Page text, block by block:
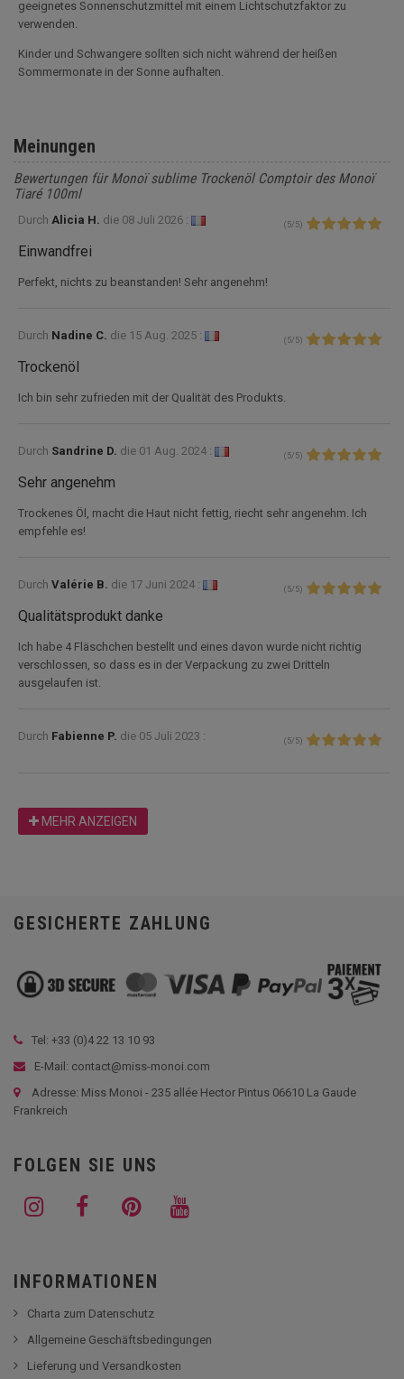
geeignetes Sonnenschutzmittel mit einem Lichtschutzfaktor zu
verwenden.
Kinder und Schwangere sollten sich nicht während der heißen
Sommermonate in der Sonne aufhalten.
Meinungen
Bewertungen für Monoï sublime Trockenöl Comptoir des Monoï
Tiaré 100ml
Durch Alicia H. die 08 Juli 2026 : ( 5/ 5)
Einwandfrei
Perfekt, nichts zu beanstanden! Sehr angenehm!
Durch Nadine C. die 15 Aug. 2025 : ( 5/ 5)
Trockenöl
Ich bin sehr zufrieden mit der Qualität des Produkts.
Durch Sandrine D. die 01 Aug. 2024 : ( 5/ 5)
Sehr angenehm
Trockenes Öl, macht die Haut nicht fettig, riecht sehr angenehm. Ich
empfehle es!
Durch Valérie B. die 17 Juni 2024 : ( 5/ 5)
Qualitätsprodukt danke
Ich habe 4 Fläschchen bestellt und eines davon wurde nicht richtig
verschlossen, so dass es in der Verpackung zu zwei Dritteln
ausgelaufen ist.
Durch Fabienne P. die 05 Juli 2023 : ( 5/ 5)
MEHR ANZEIGEN
GESICHERTE ZAHLUNG
Tel: +33 (0)4 22 13 10 93
E-Mail: contact@miss-monoi.com
Adresse: Miss Monoi - 235 allée Hector Pintus 06610 La Gaude
Frankreich
FOLGEN SIE UNS
INFORMATIONEN
Charta zum Datenschutz
Allgemeine Geschäftsbedingungen
Lieferung und Versandkosten